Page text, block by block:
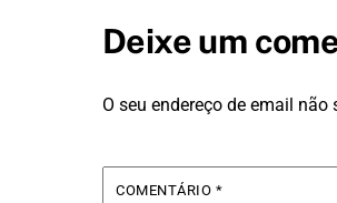
Deixe um
O seu endereço de email não
COMENTÁRIO *